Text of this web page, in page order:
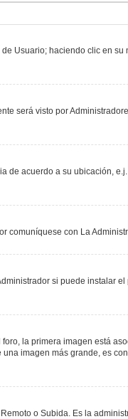
Usuario; haciendo clic en
será visto por
acuerdo a su ubicación,
comuníquese con La
si puede instalar
la primera imagen está
imagen más grande, es
o Subida. Es la